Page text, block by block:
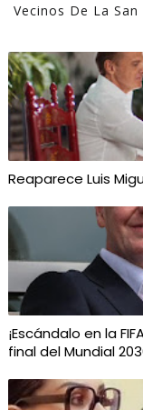
Vecinos De La
Reaparece Luis
¡Escándalo en la
final del Mundial